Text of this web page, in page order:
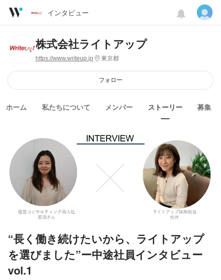
インタビュー
株式会社ライトアップ
https://www.writeup.jp 東京都
フォロー
ホーム 私たちについて メンバー ストーリー 募集
“長く働き続けたいから、ライトアップ
を選びました”ー中途社員インタビュー
vol.1